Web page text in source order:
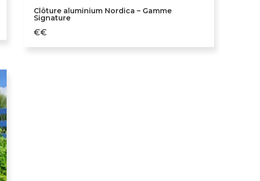
Clôture aluminium Nordica – Gamme
Signature
€€